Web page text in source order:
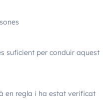
suficient per conduir aquest
en regla i ha estat verificat